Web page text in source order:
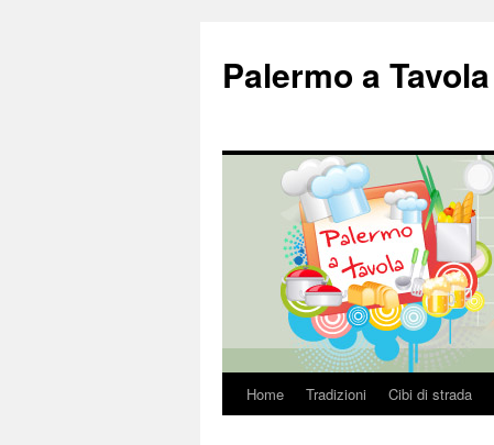
Palermo a Tavola
VaiHome Tradizioni Cibi di strada